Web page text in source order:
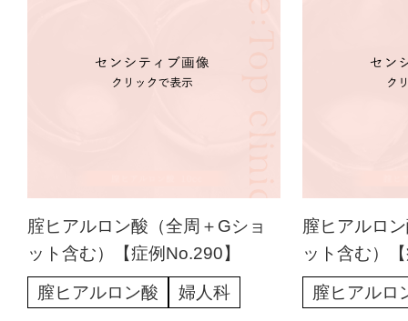
腟ヒアルロン酸（全周＋Gショ
ット含む）【症例No.290】
膣ヒアルロン酸 婦人科
膣ヒアルロ
ット含む）
膣ヒアルロ